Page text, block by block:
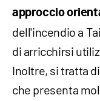
approccio
dell'incendio a
di arricchirsi
Inoltre, si tratta
che presenta